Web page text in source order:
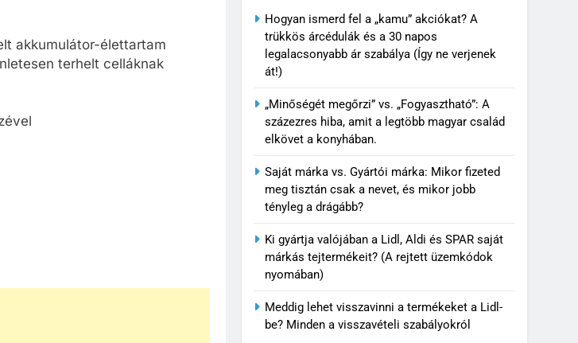
akkumulátor-élettartam
terhelt celláknak
Hogyan ismerd fel a „kamu” akciókat? A
trükkös árcédulák és a 30 napos
legalacsonyabb ár szabálya (Így ne verjenek
át!)
„Minőségét megőrzi” vs. „Fogyasztható”: A
százezres hiba, amit a legtöbb magyar család
elkövet a konyhában.
Saját márka vs. Gyártói márka: Mikor fizeted
meg tisztán csak a nevet, és mikor jobb
tényleg a drágább?
Ki gyártja valójában a Lidl, Aldi és SPAR saját
márkás tejtermékeit? (A rejtett üzemkódok
nyomában)
Meddig lehet visszavinni a termékeket a Lidl-
be? Minden a visszavételi szabályokról